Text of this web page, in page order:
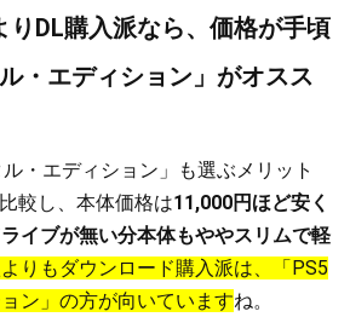
りDL購入派なら、価格が手頃
・エディション」がオスス
・エディション」も選ぶメリット
較し、本体価格は11,000円ほど安く
イブが無い分本体もややスリムで軽
りもダウンロード購入派は、「PS5
ン」の方が向いていますね。